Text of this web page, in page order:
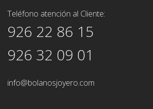
Teléfono atención al Cliente:
926 22 86 15
926 32 09 01
info@bolanosjoyero.com